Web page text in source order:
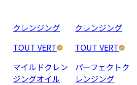
クレンジング
TOUT VERT
マイルドクレン
ジングオイル
クレンジング
TOUT VERT
パーフェクトク
レンジング